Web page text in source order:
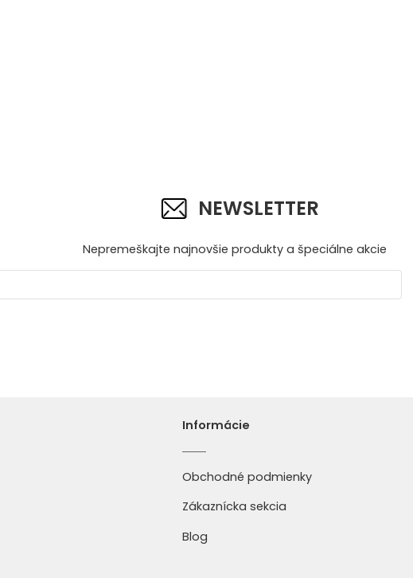
NEWSLETTER
Nepremeškajte najnovšie produkty a špeciálne akcie
Informácie
Obchodné podmienky
Zákaznícka sekcia
Blog